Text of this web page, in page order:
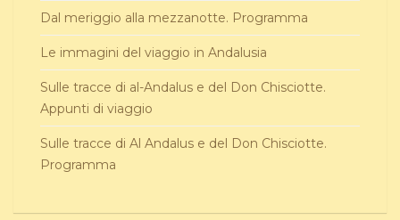
Dal meriggio alla mezzanotte. Programma
Le immagini del viaggio in Andalusia
Sulle tracce di al-Andalus e del Don Chisciotte.
Appunti di viaggio
Sulle tracce di Al Andalus e del Don Chisciotte.
Programma